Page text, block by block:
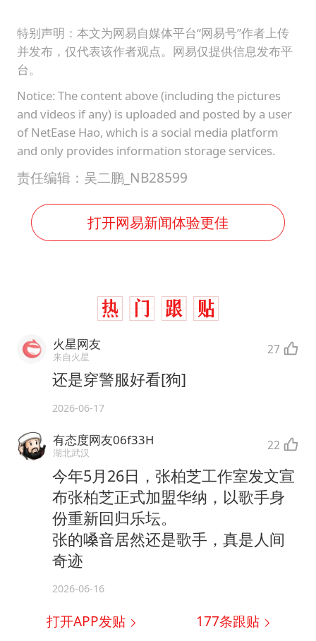
特别声明：本文为网易自媒体平台“网易号”作者上传
并发布，仅代表该作者观点。网易仅提供信息发布平
台。
Notice: The content above (including the pictures
and videos if any) is uploaded and posted by a user
of NetEase Hao, which is a social media platform
and only provides information storage services.
责任编辑：吴二鹏_NB28599
打开网易新闻体验更佳
火星网友
来自火星 27
还是穿警服好看[狗]
2026-06-17
有态度网友06f33H
湖北武汉 22
今年5月26日，张柏芝工作室发文宣
布张柏芝正式加盟华纳，以歌手身
份重新回归乐坛。
张的嗓音居然还是歌手，真是人间
奇迹
2026-06-16
打开APP发贴 177条跟贴